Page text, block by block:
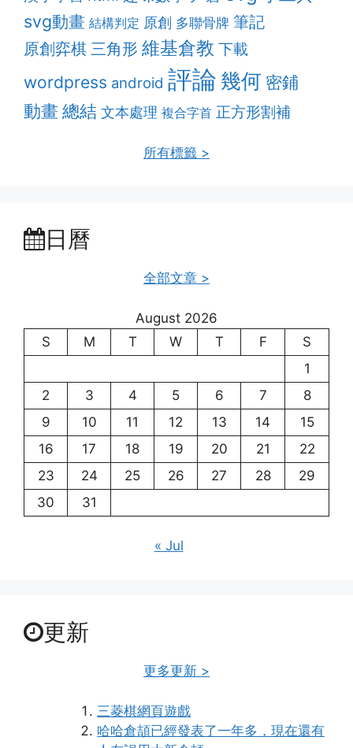
svg動畫 結構判定 原創 多聯骨牌 筆記
原創弈棋 三角形 維基倉教 下載
wordpress android 評論 幾何 密鋪
動畫 總結 文本處理 複合字首 正方形割補
所有標籤 >
日曆
全部文章 >
August 2026
S
M T W T F
S
1
2
3 4 5 6 7
8
9
10 11 12 13 14
15
16
17 18 19 20 21
22
23
24 25 26 27 28
29
30
31
« Jul
更新
更多更新 >
三菱棋網頁遊戲
哈哈倉頡已經發表了一年多，現在還有